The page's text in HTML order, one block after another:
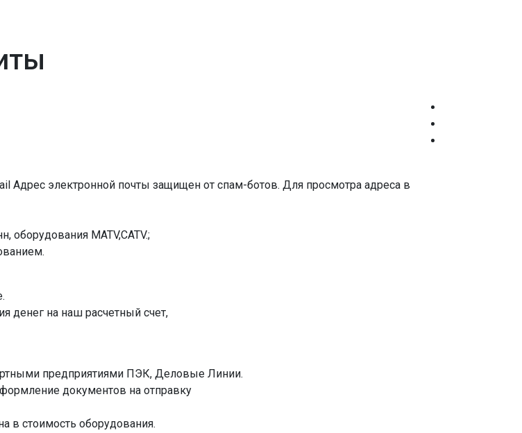
Адрес электронной почты защищен от спам-ботов. Для просмотра адреса в
оборудования MATV,CATV.;
денег на наш расчетный счет,
предприятиями ПЭК, Деловые Линии.
документов на отправку
в стоимость оборудования.